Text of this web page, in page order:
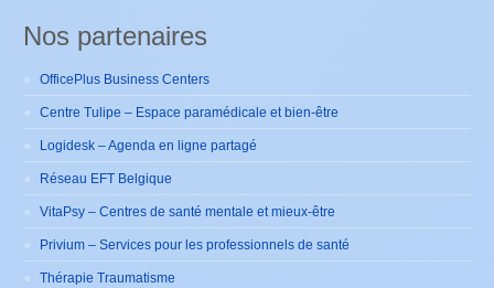
Nos partenaires
OfficePlus Business Centers
Centre Tulipe – Espace paramédicale et bien-être
Logidesk – Agenda en ligne partagé
Réseau EFT Belgique
VitaPsy – Centres de santé mentale et mieux-être
Privium – Services pour les professionnels de santé
Thérapie Traumatisme